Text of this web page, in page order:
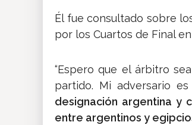
Él fue consultado sobre
por los Cuartos de Final
“Espero que el árbitro
partido. Mi adversario
designación argentina y
entre argentinos y